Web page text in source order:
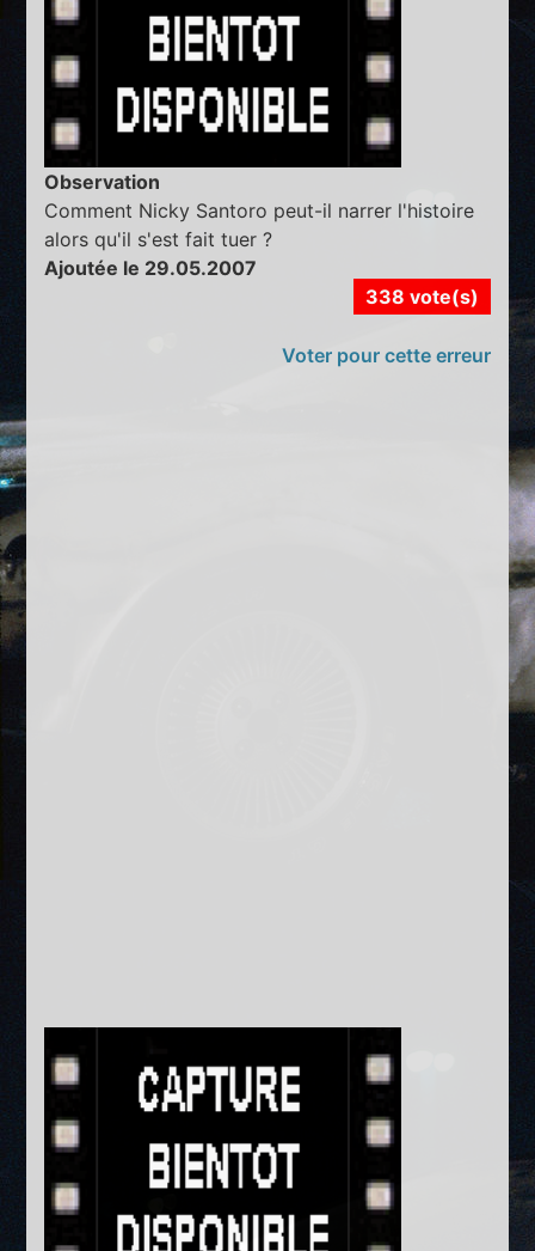
Observation
Comment Nicky Santoro peut-il narrer l'histoire
alors qu'il s'est fait tuer ?
Ajoutée le 29.05.2007
338 vote(s)
Voter pour cette erreur